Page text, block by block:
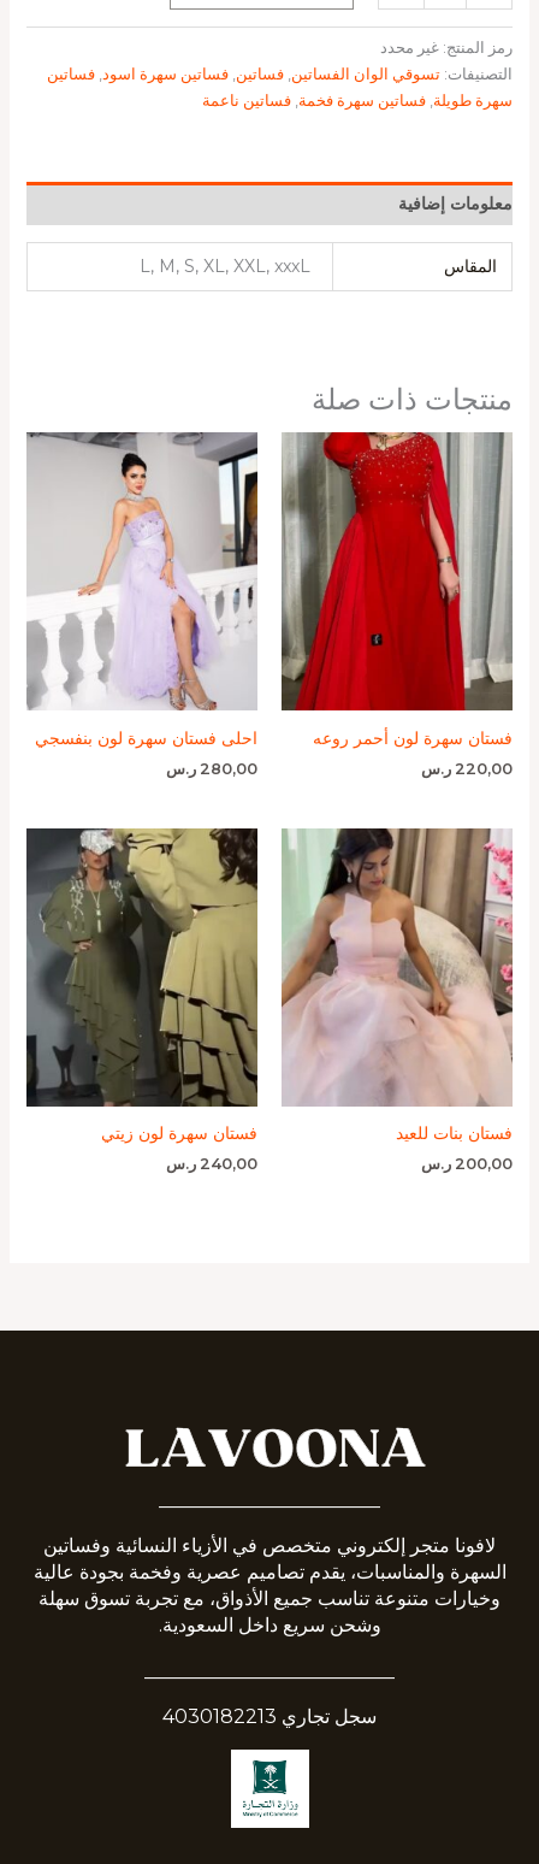
رمز المنتج: غير محدد
التصنيفات: تسوقي الوان الفساتين فساتين فساتين سهرة اسود فساتين
سهرة طويلة فساتين سهرة فخمة فساتين ناعمة
معلومات إضافية
المقاس L, M, S, XL, XXL, xxxL
منتجات ذات صلة
فستان سهرة لون أحمر روعه
220,00 ر.س
احلى فستان سهرة لون بنفسجي
280,00 ر.س
فستان بنات للعيد
200,00 ر.س
فستان سهرة لون زيتي
240,00 ر.س
لافونا متجر إلكتروني متخصص في الأزياء النسائية وفساتين
السهرة والمناسبات، يقدم تصاميم عصرية وفخمة بجودة عالية
وخيارات متنوعة تناسب جميع الأذواق، مع تجربة تسوق سهلة
وشحن سريع داخل السعودية.
سجل تجاري 4030182213